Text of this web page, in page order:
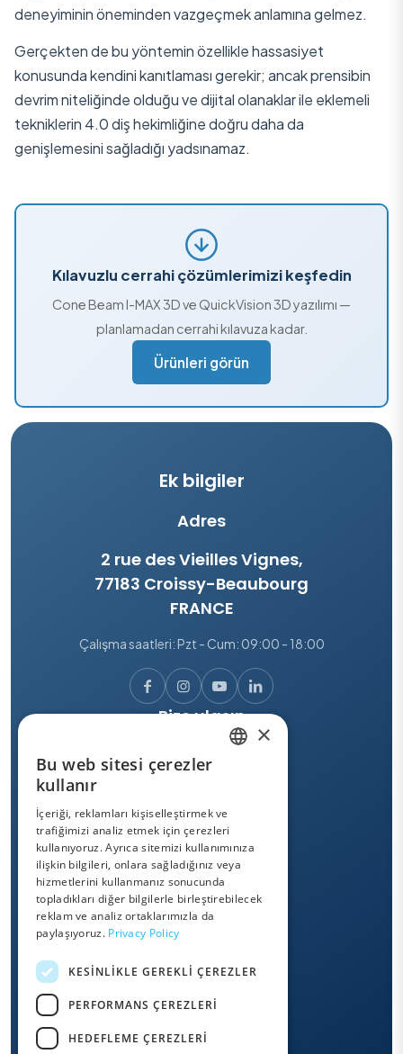
deneyiminin öneminden vazgeçmek anlamına gelmez.
Gerçekten de bu yöntemin özellikle hassasiyet
konusunda kendini kanıtlaması gerekir; ancak prensibin
devrim niteliğinde olduğu ve dijital olanaklar ile eklemeli
tekniklerin 4.0 diş hekimliğine doğru daha da
genişlemesini sağladığı yadsınamaz.
Kılavuzlu cerrahi çözümlerimizi keşfedin
Cone Beam I-MAX 3D ve QuickVision 3D yazılımı —
planlamadan cerrahi kılavuza kadar.
Ürünleri görün
Ek bilgiler
Adres
2 rue des Vieilles Vignes,
77183 Croissy-Beaubourg
FRANCE
Çalışma saatleri: Pzt - Cum: 09:00 - 18:00
Bize ulaşın
+33 (0) 1 64 11 18 18
Destek ve sürücüler
DESTEK
SPANISH
ITALIAN
GERMAN
PORTUGUESE
×
Bu web sitesi çerezler
kullanır
İçeriği, reklamları kişiselleştirmek ve
trafiğimizi analiz etmek için çerezleri
kullanıyoruz. Ayrıca sitemizi kullanımınıza
ilişkin bilgileri, onlara sağladığınız veya
hizmetlerini kullanmanız sonucunda
topladıkları diğer bilgilerle birleştirebilecek
reklam ve analiz ortaklarımızla da
paylaşıyoruz. Privacy Policy
KESINLIKLE GEREKLI ÇEREZLER
PERFORMANS ÇEREZLERI
HEDEFLEME ÇEREZLERI